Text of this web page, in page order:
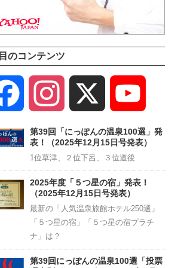
のコンテンツ
Facebook Instagram
Channel
第39回「にっぽんの温泉100選」発
表！（2025年12月15日号発表）
1位草津、２位下呂、３位道後
2025年度「５つ星の宿」発表！
（2025年12月15日号発表）
最新の「人気温泉旅館ホテル250選」
「５つ星の宿」「５つ星の宿プラチ
ナ」は？
第39回にっぽんの温泉100選「投票